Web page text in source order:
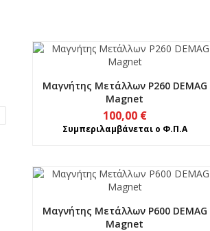
Μαγνήτης Μετάλλων P260 DEMAG
Magnet
100,00 €
Συμπεριλαμβάνεται ο Φ.Π.Α
Μαγνήτης Μετάλλων P600 DEMAG
Magnet